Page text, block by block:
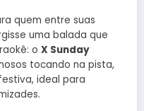
quem entre suas
uma balada que
o X Sunday
tocando na pista,
ideal para